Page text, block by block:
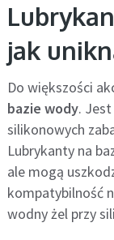
jak
Do większości
bazie wody.
silikonowych
Lubrykanty na
ale mogą
kompatybilność
wodny żel przy